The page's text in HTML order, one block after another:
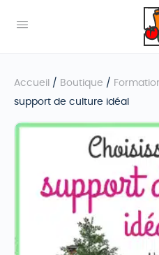
Accueil / Boutique /
support de culture idéal